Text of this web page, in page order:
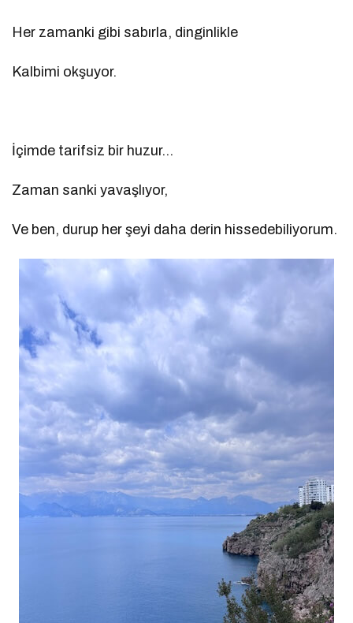
Her zamanki gibi sabırla, dinginlikle
Kalbimi okşuyor.
İçimde tarifsiz bir huzur…
Zaman sanki yavaşlıyor,
Ve ben, durup her şeyi daha derin hissedebiliyorum.